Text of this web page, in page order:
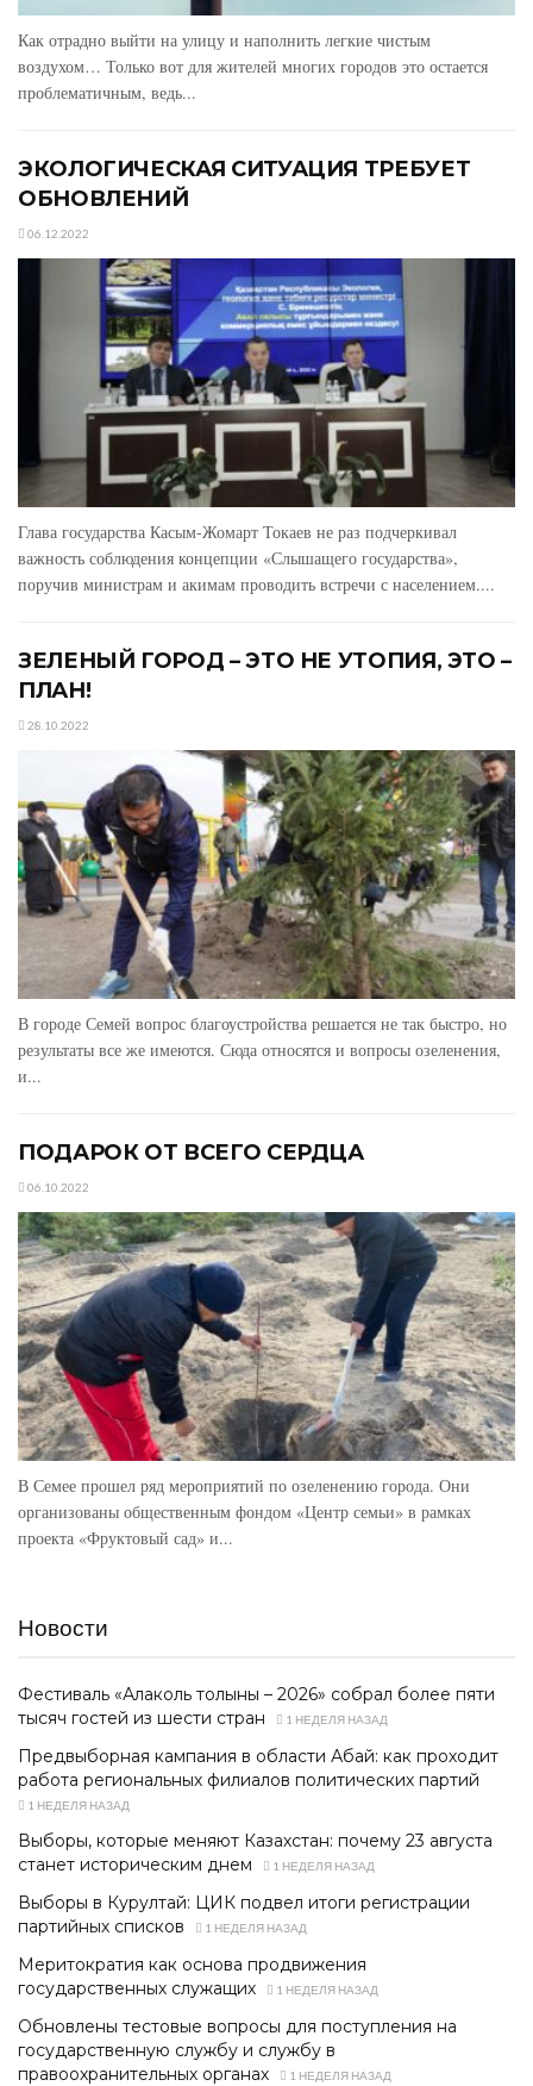
Как отрадно выйти на улицу и наполнить легкие чи­стым
воздухом… Только вот для жителей многих горо­дов это остается
проблематичным, ведь...
ЭКОЛОГИЧЕСКАЯ СИТУАЦИЯ ТРЕБУЕТ
ОБНОВЛЕНИЙ
06.12.2022
Глава государства Касым-Жомарт Токаев не раз подчеркивал
важность соблюдения концепции «Слышащего государства»,
поручив министрам и акимам проводить встречи с населением....
ЗЕЛЕНЫЙ ГОРОД – ЭТО НЕ УТОПИЯ, ЭТО –
ПЛАН!
28.10.2022
В городе Семей вопрос благоустройства решается не так быстро, но
результаты все же имеются. Сюда относятся и вопросы озеленения,
и...
ПОДАРОК ОТ ВСЕГО СЕРДЦА
06.10.2022
В Семее прошел ряд мероприятий по озеленению города. Они
организованы общественным фондом «Центр семьи» в рамках
проекта «Фруктовый сад» и...
Новости
Фестиваль «Алаколь толқыны – 2026» собрал более пяти
тысяч гостей из шести стран
1 НЕДЕЛЯ НАЗАД
Предвыборная кампания в области Абай: как проходит
работа региональных филиалов политических партий
1 НЕДЕЛЯ НАЗАД
Выборы, которые меняют Казахстан: почему 23 августа
станет историческим днем
1 НЕДЕЛЯ НАЗАД
Выборы в Курултай: ЦИК подвел итоги регистрации
партийных списков
1 НЕДЕЛЯ НАЗАД
Меритократия как основа продвижения
государственных служащих
1 НЕДЕЛЯ НАЗАД
Обновлены тестовые вопросы для поступления на
государственную службу и службу в
правоохранительных органах
1 НЕДЕЛЯ НАЗАД